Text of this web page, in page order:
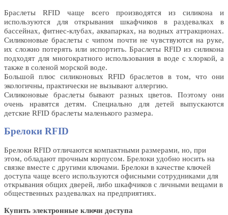
Браслеты RFID чаще всего производятся из силикона и
используются для открывания шкафчиков в раздевалках в
бассейнах, фитнес-клубах, аквапарках, на водных аттракционах.
Силиконовые браслеты с чипом почти не чувствуются на руке,
их сложно потерять или испортить. Браслеты RFID из силикона
подходят для многократного использования в воде с хлоркой, а
также в соленой морской воде.
Большой плюс силиконовых RFID браслетов в том, что они
экологичны, практически не вызывают аллергию.
Силиконовые браслеты бывают разных цветов. Поэтому они
очень нравятся детям. Специально для детей выпускаются
детские RFID браслеты маленького размера.
Брелоки RFID
Брелоки RFID отличаются компактными размерами, но, при
этом, обладают прочным корпусом. Брелоки удобно носить на
связке вместе с другими ключами. Брелоки в качестве ключей
доступа чаще всего используются офисными сотрудниками для
открывания общих дверей, либо шкафчиков с личными вещами в
общественных раздевалках на предприятиях.
Купить электронные ключи доступа